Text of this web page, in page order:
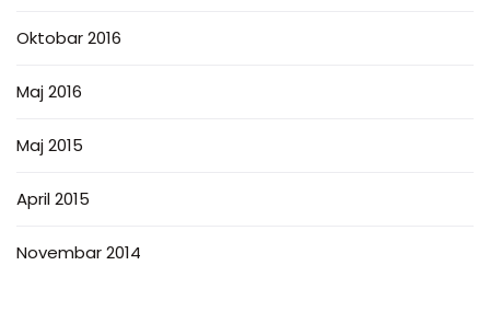
Oktobar 2016
Maj 2016
Maj 2015
April 2015
Novembar 2014